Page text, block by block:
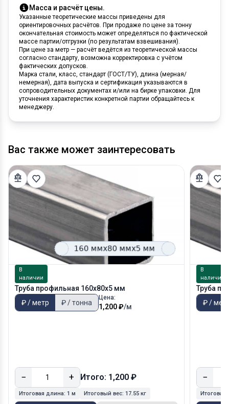
Масса и расчёт цены.
Указанные теоретические массы приведены для
ориентировочных расчётов. При продаже по цене за тонну
окончательная стоимость может определяться по фактической
массе партии/отгрузки (по результатам взвешивания).
При цене за метр — расчёт ведётся из теоретической массы
согласно стандарту, возможна корректировка с учётом
фактических допусков.
Марка стали, класс, стандарт (ГОСТ/ТУ), длина (мерная/
немерная), дата выпуска и сертификация указываются в
сопроводительных документах и/или на бирке упаковки. Для
уточнения характеристик конкретной партии обращайтесь к
менеджеру.
Вас также может заинтересовать
В
наличии
Труба профильная 160х80х5 мм
₽ / метр
₽ / тонна
Цена:
1,200 ₽/м
− + Итого: 1,200 ₽
Итоговая длина: 1 м Итоговый вес: 17.55 кг
В
наличии
Труба
₽ /
−